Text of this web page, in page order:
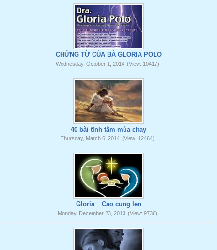
CHỨNG TỪ CỦA BÀ GLORIA POLO
Wednesday, October 1, 2014 (View: 10417)
40 bài tĩnh tâm mùa chay
Thursday, March 6, 2014 (View: 12464)
Gloria _ Cao cung len
Monday, December 23, 2013 (View: 9736)